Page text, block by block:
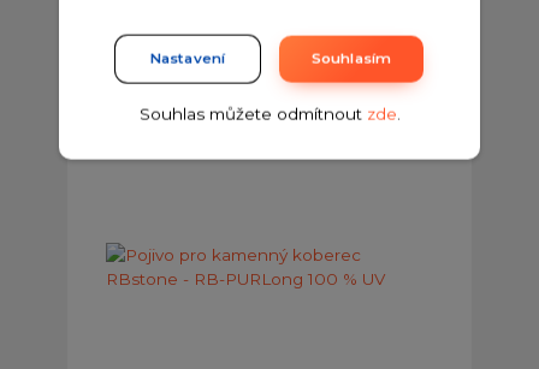
TOP produktNastavení Souhlasím
Souhlas můžete odmítnout zde.